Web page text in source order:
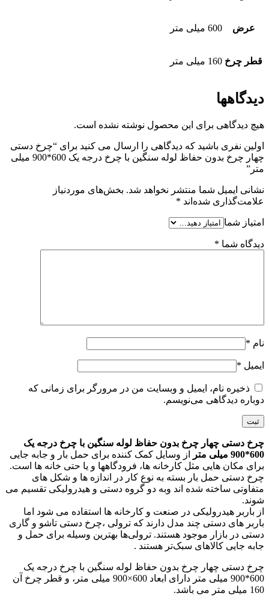
عرض 600 میلی متر
قطر چرخ 160 میلی متر
دیدگاهها
هیچ دیدگاهی برای این محصول نوشته نشده است.
اولین نفری باشید که دیدگاهی را ارسال می کنید برای “چرخ دستی
چهار چرخ بدون حفاظ لوله سنگین با چرخ درجه یک 600*900 میلی
متر”
نشانی ایمیل شما منتشر نخواهد شد. بخش‌های موردنیاز
علامت‌گذاری شده‌اند *
امتیاز شما
دیدگاه شما *
نام *
ایمیل *
ذخیره نام، ایمیل و وبسایت من در مرورگر برای زمانی که
دوباره دیدگاهی می‌نویسم.
چرخ دستی چهار چرخ بدون حفاظ لوله سنگین با چرخ درجه یک
600*900 میلی متر
از وسایل کمک کننده برای حمل بار و جابه جایی
برای مکان هایی مثل کارخانه ها، فرودگاهها و یا حتی خانه ها است.
چرخ دستی حمل بار بسته به نوع کار در اندازه ها و شکل های
متفاوتی ساخته شده اند وبه دو گروه دستی و هیدرولیکی تقسیم می
شوند.
از باربر هیدرولیکی در صنعت و کارخانه ها استفاده می شود اما
باربر های دستی چند مدل دارند که ترولی ،چرخ دستی تاشو و گاری
دستی در بازار موجود هستند. ترولی‌ها بهترین وسیله برای حمل و
جابه جایی کالاهای سبک‌تر هستند .
چرخ دستی چهار چرخ بدون حفاظ لوله سنگین با چرخ درجه یک
600*900 میلی متر دارای ابعاد 600×900 میلی متر، و قطر چرخ آن
160 میلی متر می باشد.